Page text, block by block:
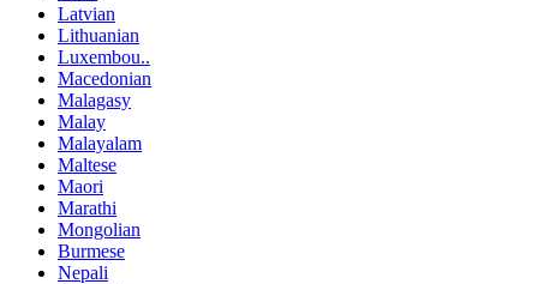
Latvian
Lithuanian
Luxembou..
Macedonian
Malagasy
Malay
Malayalam
Maltese
Maori
Marathi
Mongolian
Burmese
Nepali